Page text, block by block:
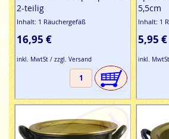
2-teilig
Inhalt: 1 Räuchergefäß
16,95 €
inkl. MwtSt / zzgl. Versand
5,5cm
Inhalt: 1
5,95 €
inkl.